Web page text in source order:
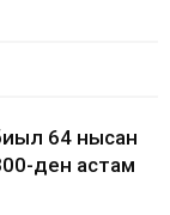
64 нысан
ден астам